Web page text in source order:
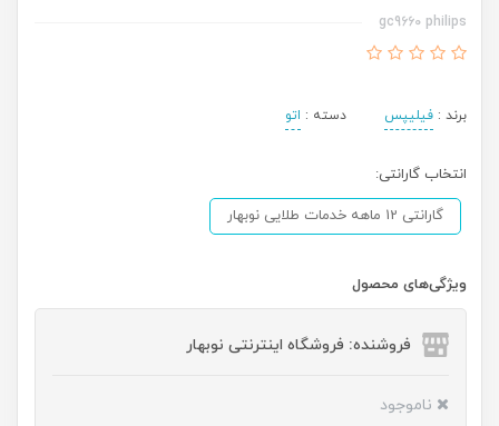
gc9660 philips
برند : فیلیپس دسته : اتو
انتخاب گارانتی:
گارانتی 12 ماهه خدمات طلایی نوبهار
ویژگی‌های محصول
فروشنده: فروشگاه اینترنتی نوبهار
ناموجود